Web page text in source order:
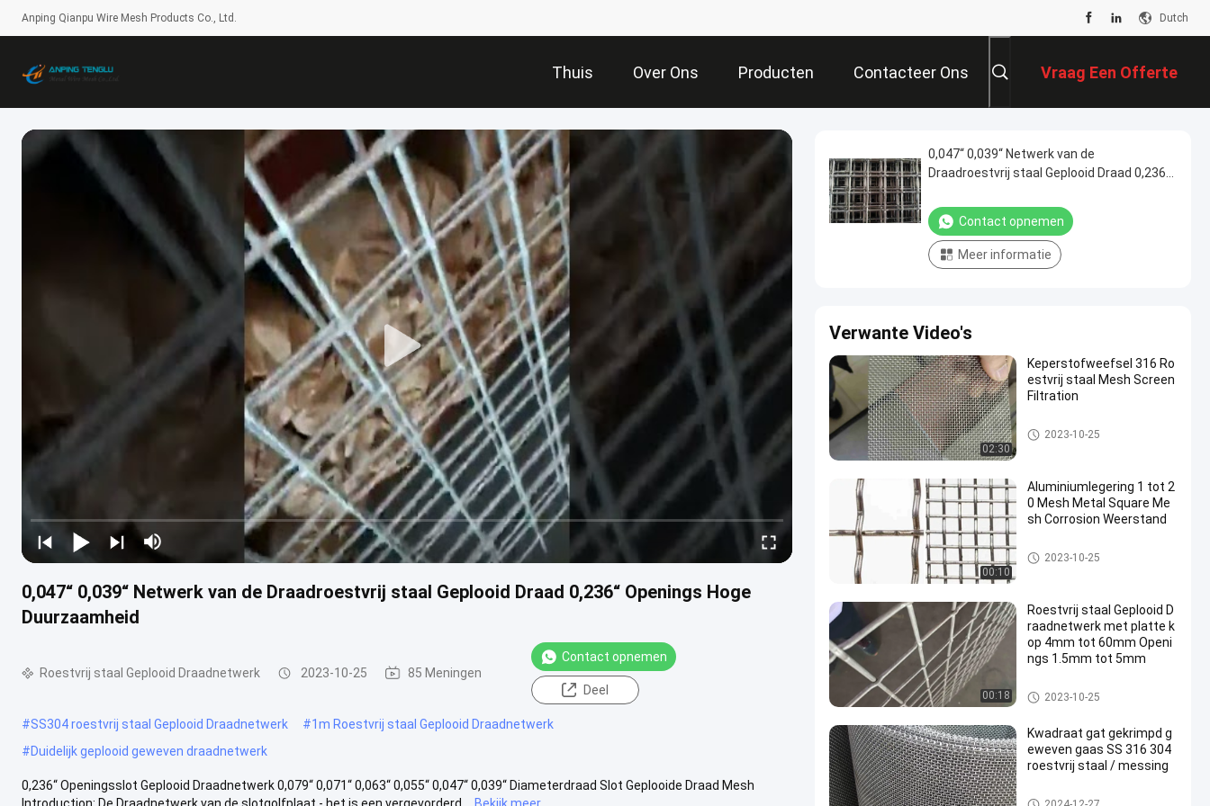
Anping Qianpu Wire Mesh Products Co., Ltd. Dutch
Thuis Over Ons Producten Contacteer Ons Vraag Een Offerte
0,047“ 0,039“ Netwerk van de Draadroestvrij staal Geplooid Draad 0,236“ Openings Hoge
Duurzaamheid
Roestvrij staal Geplooid Draadnetwerk 2023-10-25 85 Meningen
Contact opnemen
Deel
#SS304 roestvrij staal Geplooid Draadnetwerk #1m Roestvrij staal Geplooid Draadnetwerk
#Duidelijk geplooid geweven draadnetwerk
0,236“ Openingsslot Geplooid Draadnetwerk 0,079“ 0,071“ 0,063“ 0,055“ 0,047“ 0,039“ Diameterdraad Slot Geplooide Draad Mesh
Introduction: De Draadnetwerk van de slotgolfplaat - het is een vergevorderd...
Bekijk meer
0,047“ 0,039“ Netwerk van de
Draadroestvrij staal Geplooid Draad 0,236“
Contact opnemen
Meer informatie
Verwante Video's
02:30
Keperstofweefsel 316 Ro
estvrij staal Mesh Screen
Filtration
ss geweven draadnetwerk
2023-10-25
00:10
Aluminiumlegering 1 tot 2
0 Mesh Metal Square Me
sh Corrosion Weerstand
Roestvrij staal Geplooid Draad
netwerk
2023-10-25
00:18
Roestvrij staal Geplooid D
raadnetwerk met platte k
op 4mm tot 60mm Openi
ngs 1.5mm tot 5mm
Roestvrij staal Geplooid Draad
netwerk
2023-10-25
Kwadraat gat gekrimpd g
eweven gaas SS 316 304
roestvrij staal / messing
Roestvrij staal Geplooid Draad